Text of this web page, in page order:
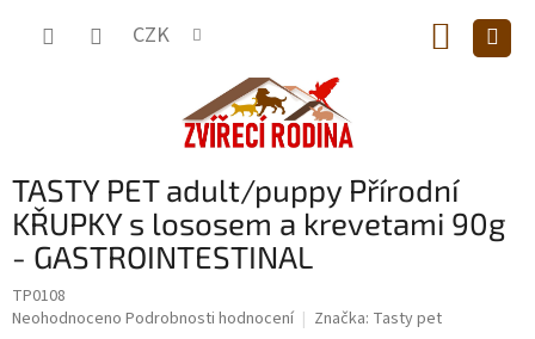
CZK
KOŠÍK
TASTY PET adult/puppy Přírodní
KŘUPKY s lososem a krevetami 90g
- GASTROINTESTINAL
TP0108
Průměrné
Neohodnoceno Podrobnosti hodnocení Značka: Tasty pet